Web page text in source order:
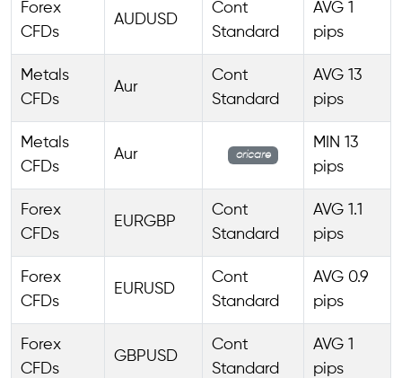
Forex
CFDs
AUDUSD
Cont
Standard
AVG 1
pips
Metals
CFDs
Aur
Cont
Standard
AVG 13
pips
Metals
CFDs
Aur oricare
MIN 13
pips
Forex
CFDs
EURGBP
Cont
Standard
AVG 1.1
pips
Forex
CFDs
EURUSD
Cont
Standard
AVG 0.9
pips
Forex
CFDs
GBPUSD
Cont
Standard
AVG 1
pips